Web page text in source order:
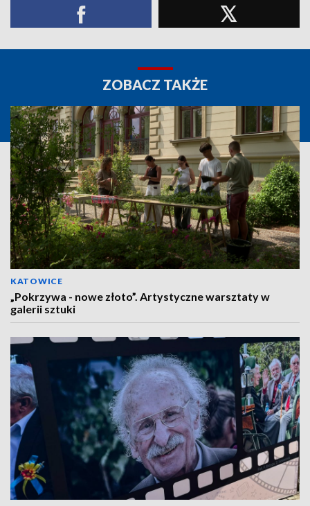
ZOBACZ TAKŻE
KATOWICE
„Pokrzywa - nowe złoto”. Artystyczne warsztaty w
galerii sztuki